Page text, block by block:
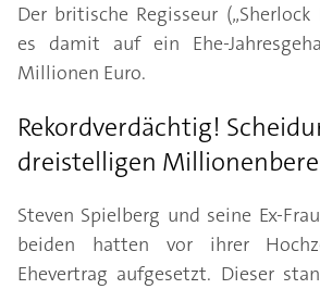
Der britische Regisseur
es damit auf ein Ehe-
Millionen Euro.
Rekordverdächtig!
dreistelligen
Steven Spielberg und seine Ex-
beiden hatten vor ihrer
Ehevertrag aufgesetzt. Dieser